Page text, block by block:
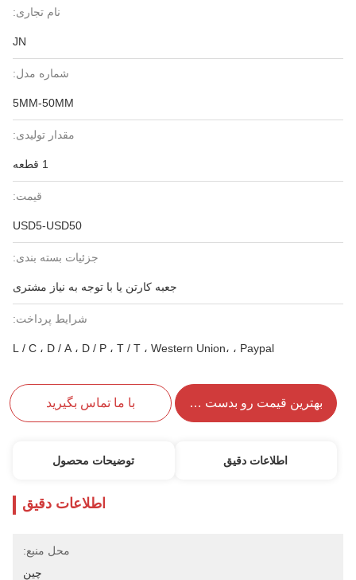
نام تجاری:
JN
شماره مدل:
5MM-50MM
مقدار تولیدی:
1 قطعه
قیمت:
USD5-USD50
جزئیات بسته بندی:
جعبه کارتن یا با توجه به نیاز مشتری
شرایط پرداخت:
L / C ، D / A ، D / P ، T / T ، Western Union، ، Paypal
بهترین قیمت رو بدست بیار با ما تماس بگیرید
اطلاعات دقیق توضیحات محصول
اطلاعات دقیق
محل منبع:
چين